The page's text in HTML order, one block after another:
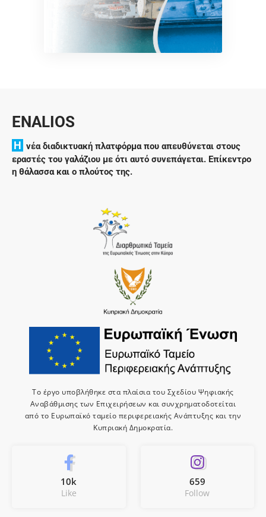
ENALIOS
H νέα διαδικτυακή πλατφόρμα που απευθύνεται στους
εραστές του γαλάζιου με ότι αυτό συνεπάγεται. Επίκεντρο
η θάλασσα και ο πλούτος της.
Το έργο υποβλήθηκε στα πλαίσια του Σχεδίου Ψηφιακής
Αναβάθμισης των Επιχειρήσεων και συνχρηματοδοτείται
από το Ευρωπαϊκό ταμείο περιφερειακής Ανάπτυξης και την
Κυπριακή Δημοκρατία.
10k
Like
659
Follow